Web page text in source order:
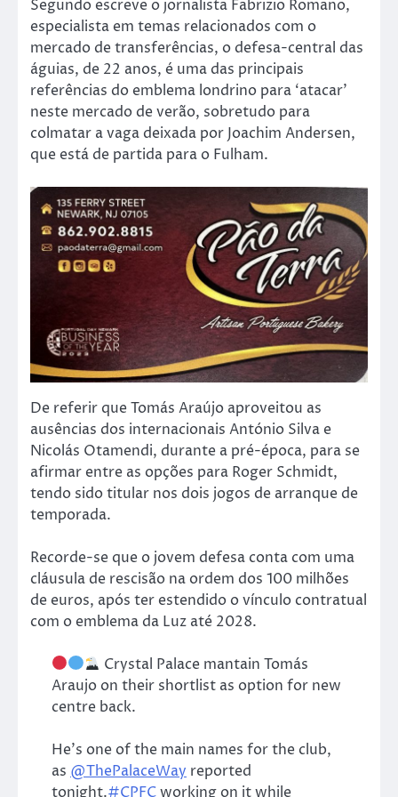
Segundo escreve o jornalista Fabrizio Romano,
especialista em temas relacionados com o
mercado de transferências, o defesa-central das
águias, de 22 anos, é uma das principais
referências do emblema londrino para ‘atacar’
neste mercado de verão, sobretudo para
colmatar a vaga deixada por Joachim Andersen,
que está de partida para o Fulham.
De referir que Tomás Araújo aproveitou as
ausências dos internacionais António Silva e
Nicolás Otamendi, durante a pré-época, para se
afirmar entre as opções para Roger Schmidt,
tendo sido titular nos dois jogos de arranque de
temporada.
Recorde-se que o jovem defesa conta com uma
cláusula de rescisão na ordem dos 100 milhões
de euros, após ter estendido o vínculo contratual
com o emblema da Luz até 2028.
Crystal Palace mantain Tomás
Araujo on their shortlist as option for new
centre back.
He’s one of the main names for the club,
as @ThePalaceWay reported
tonight.#CPFCworking on it while